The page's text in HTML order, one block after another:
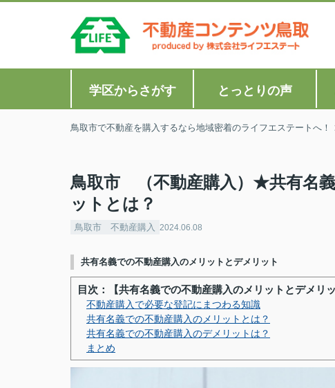
学区からさがす とっとりの声
鳥取市で不動産を購入するなら地域密着のライフエステートへ！
鳥取市 （不動産購入）★共有名
ットとは？
鳥取市 不動産購入 2024.06.08
共有名義での不動産購入のメリットとデメリット
目次：【共有名義での不動産購入のメリットとデメリッ
不動産購入で必要な登記にまつわる知識
共有名義での不動産購入のメリットとは？
共有名義での不動産購入のデメリットは？
まとめ